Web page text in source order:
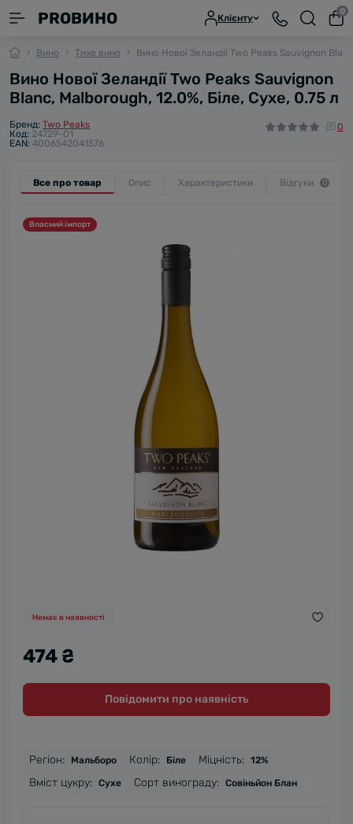
PROВИНО Клієнту
0
Вино Тихе вино Вино Нової Зеландії Two Peaks Sauvignon
Вино Нової Зеландії Two Peaks Sauvignon
Blanc, Malborough, 12.0%, Біле, Сухе, 0.75 л
Бренд: Two Peaks
Код: 24729-01
EAN: 4006542041576
0
Все про товар Опис Характеристики Відгуки 0
Власний імпорт
Немає в наявності
474 ₴
Повідомити про наявність
Регіон: Мальборо Колір: Біле Міцність: 12%
Вміст цукру: Сухе Сорт винограду: Совіньйон Блан